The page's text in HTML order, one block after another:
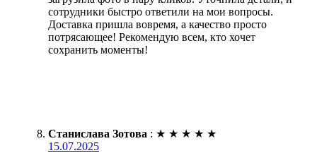
сотрудники быстро ответили на мои вопросы.
Доставка пришла вовремя, а качество просто
потрясающее! Рекомендую всем, кто хочет
сохранить моменты!
Станислава Зотова : ★ ★ ★ ★ ★
15.07.2025